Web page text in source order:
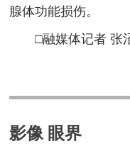
腺体功能损伤。
□融媒体记者 张
影像 眼界